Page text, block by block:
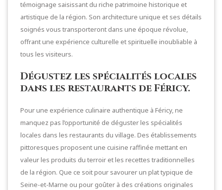
témoignage saisissant du riche patrimoine historique et
artistique de la région. Son architecture unique et ses détails
soignés vous transporteront dans une époque révolue,
offrant une expérience culturelle et spirituelle inoubliable à
tous les visiteurs.
Dégustez les spécialités locales
dans les restaurants de Féricy.
Pour une expérience culinaire authentique à Féricy, ne
manquez pas l’opportunité de déguster les spécialités
locales dans les restaurants du village. Des établissements
pittoresques proposent une cuisine raffinée mettant en
valeur les produits du terroir et les recettes traditionnelles
de la région. Que ce soit pour savourer un plat typique de
Seine-et-Marne ou pour goûter à des créations originales